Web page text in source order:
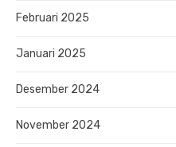
Februari 2025
Januari 2025
Desember 2024
November 2024